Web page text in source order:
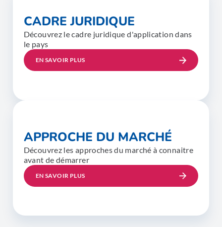
CADRE JURIDIQUE
Découvrez le cadre juridique d'application dans
le pays
EN SAVOIR PLUS
APPROCHE DU MARCHÉ
Découvrez les approches du marché à connaitre
avant de démarrer
EN SAVOIR PLUS